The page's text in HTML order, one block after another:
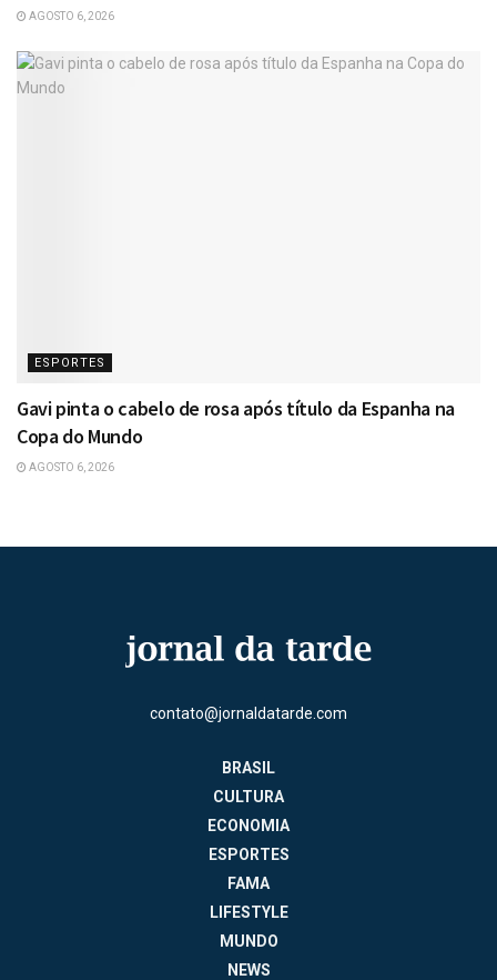
AGOSTO 6, 2026
ESPORTES
Gavi pinta o cabelo de rosa após título da Espanha na
Copa do Mundo
AGOSTO 6, 2026
contato@jornaldatarde.com
BRASIL
CULTURA
ECONOMIA
ESPORTES
FAMA
LIFESTYLE
MUNDO
NEWS